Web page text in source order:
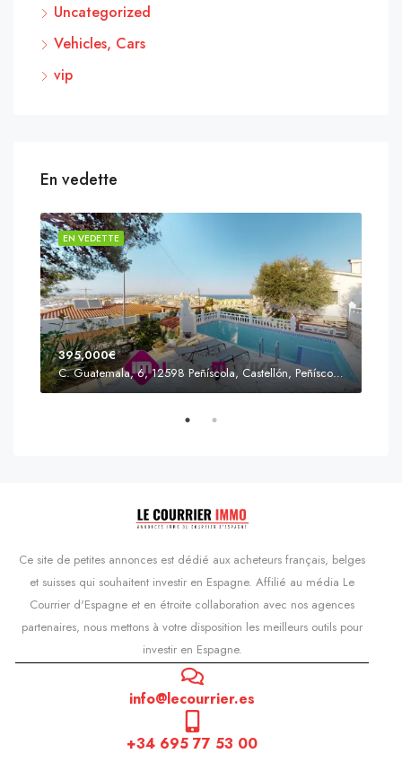
Uncategorized
Vehicles, Cars
vip
En vedette
EN VEDETTE
395,000€
C. Guatemala, 6, 12598 Peñíscola, Castellón, Peñíscola, Communauté valencienne
Ce site de petites annonces est dédié aux acheteurs français, belges
et suisses qui souhaitent investir en Espagne. Affilié au média Le
Courrier d'Espagne et en étroite collaboration avec nos agences
partenaires, nous mettons à votre disposition les meilleurs outils pour
investir en Espagne.
info@lecourrier.es
+34 695 77 53 00